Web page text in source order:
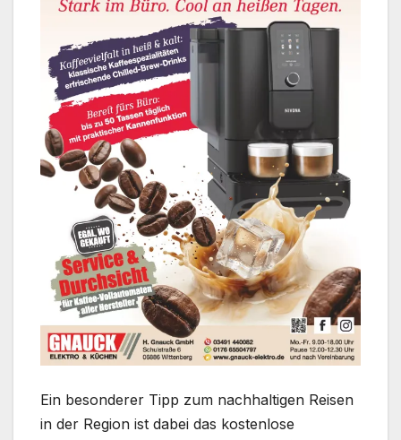
Ein besonderer Tipp zum nachhaltigen Reisen
in der Region ist dabei das kostenlose